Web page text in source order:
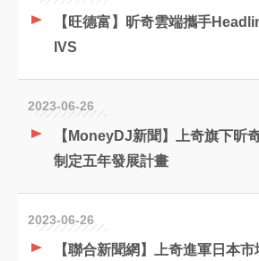
【旺德富】昕奇雲端攜手
IVS
2023-06-26
【MoneyDJ新聞】上奇旗下昕
制定五年發展計畫
2023-06-26
【聯合新聞網】上奇進軍日本